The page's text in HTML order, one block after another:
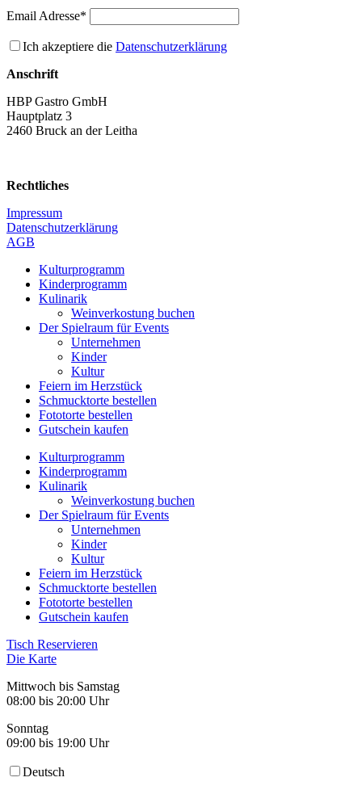
Email Adresse*
Ich akzeptiere die Datenschutzerklärung
Anschrift
HBP Gastro GmbH
Hauptplatz 3
2460 Bruck an der Leitha
Rechtliches
Impressum
Datenschutzerklärung
AGB
Kulturprogramm
Kinderprogramm
Kulinarik
Weinverkostung buchen
Der Spielraum für Events
Unternehmen
Kinder
Kultur
Feiern im Herzstück
Schmucktorte bestellen
Fototorte bestellen
Gutschein kaufen
Kulturprogramm
Kinderprogramm
Kulinarik
Weinverkostung buchen
Der Spielraum für Events
Unternehmen
Kinder
Kultur
Feiern im Herzstück
Schmucktorte bestellen
Fototorte bestellen
Gutschein kaufen
Tisch Reservieren
Die Karte
Mittwoch bis Samstag
08:00 bis 20:00 Uhr
Sonntag
09:00 bis 19:00 Uhr
Deutsch